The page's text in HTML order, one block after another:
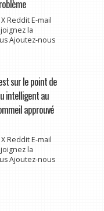
Reddit E-mail
la
Ajoutez-nous
sur le point de
intelligent au
approuvé
Reddit E-mail
la
Ajoutez-nous